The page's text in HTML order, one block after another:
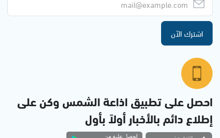
اشترك الآن
احصل على تطبيق اذاعة الشمس وكن على
إطلاع دائم بالأخبار أولاً بأول